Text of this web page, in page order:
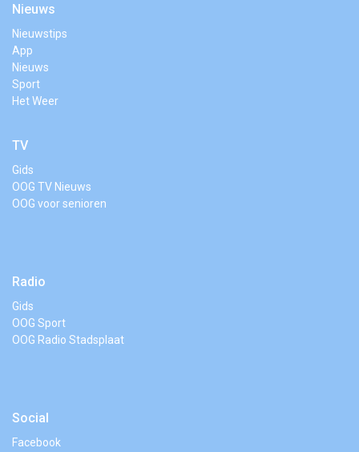
Nieuws
Nieuwstips
App
Nieuws
Sport
Het Weer
TV
Gids
OOG TV Nieuws
OOG voor senioren
Radio
Gids
OOG Sport
OOG Radio Stadsplaat
Social
Facebook